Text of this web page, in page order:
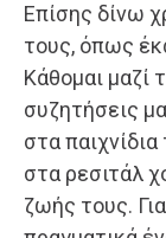
Επίσης δίνω
τους, όπως
Κάθομαι μαζί
συζητήσεις
στα
στα ρεσιτάλ
ζωής τους.